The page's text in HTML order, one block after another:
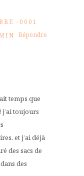
-0001
Répondre
temps que
toujours
et j’ai déjà
des sacs de
des